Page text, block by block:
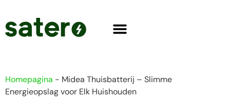
Homepagina - Midea Thuisbatterij – Slimme
Energieopslag voor Elk Huishouden